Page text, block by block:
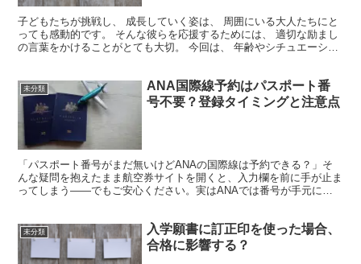
子どもたちが挑戦し、 成長していく姿は、 周囲にいる大人たちにと
っても感動的です。 そんな彼らを応援するためには、 適切な励まし
の言葉をかけることがとても大切。 今回は、 年齢やシチュエーショ
未分類
ANA国際線予約はパスポート番
号不要？登録タイミングと注意点
「パスポート番号がまだ無いけどANAの国際線は予約できる？」そ
んな疑問を抱えたまま航空券サイトを開くと、入力欄を前に手が止ま
ってしまう――でもご安心ください。実はANAでは番号が手元にな
未分類
入学願書に訂正印を使った場合、
合格に影響する？